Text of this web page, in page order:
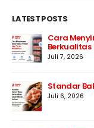
LATEST POSTS
Cara
Berkualitas
Juli 7, 2026
Standar
Juli 6, 2026